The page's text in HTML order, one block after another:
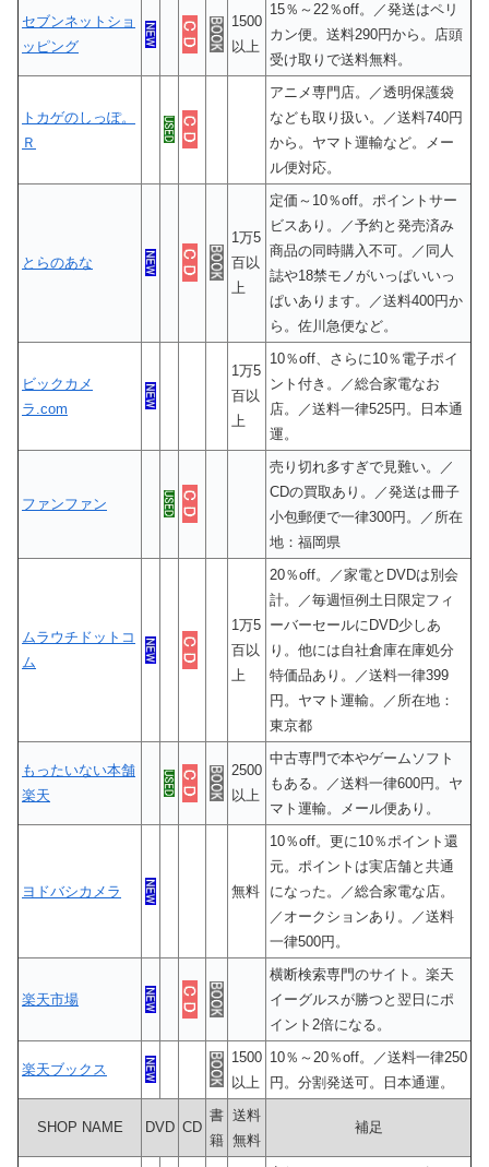
セブンネットショ
ッピング
1500
以上
15％～22％off。／発送はペリ
カン便。送料290円から。店頭
受け取りで送料無料。
トカゲのしっぽ。
Ｒ
アニメ専門店。／透明保護袋
なども取り扱い。／送料740円
から。ヤマト運輸など。メー
ル便対応。
とらのあな
1万5
百以
上
定価～10％off。ポイントサー
ビスあり。／予約と発売済み
商品の同時購入不可。／同人
誌や18禁モノがいっぱいいっ
ぱいあります。／送料400円か
ら。佐川急便など。
ビックカメ
ラ.com
1万5
百以
上
10％off、さらに10％電子ポイ
ント付き。／総合家電なお
店。／送料一律525円。日本通
運。
ファンファン
売り切れ多すぎで見難い。／
CDの買取あり。／発送は冊子
小包郵便で一律300円。／所在
地：福岡県
ムラウチドットコ
ム
1万5
百以
上
20％off。／家電とDVDは別会
計。／毎週恒例土日限定フィ
ーバーセールにDVD少しあ
り。他には自社倉庫在庫処分
特価品あり。／送料一律399
円。ヤマト運輸。／所在地：
東京都
もったいない本舗
楽天
2500
以上
中古専門で本やゲームソフト
もある。／送料一律600円。ヤ
マト運輸。メール便あり。
ヨドバシカメラ 無料
10％off。更に10％ポイント還
元。ポイントは実店舗と共通
になった。／総合家電な店。
／オークションあり。／送料
一律500円。
楽天市場
横断検索専門のサイト。楽天
イーグルスが勝つと翌日にポ
イント2倍になる。
楽天ブックス
1500
以上
10％～20％off。／送料一律250
円。分割発送可。日本通運。
SHOP NAME DVD CD
書
籍
送料
無料
補足